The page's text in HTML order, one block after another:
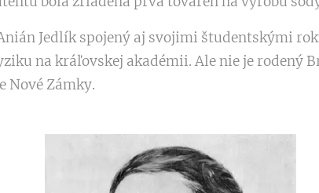
Jedlík spojený aj svojimi študentskými
na kráľovskej akadémii. Ale nie je rodený
Nové Zámky.